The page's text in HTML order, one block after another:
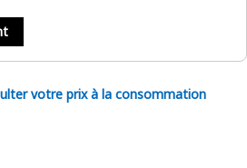
votre prix à la consommation